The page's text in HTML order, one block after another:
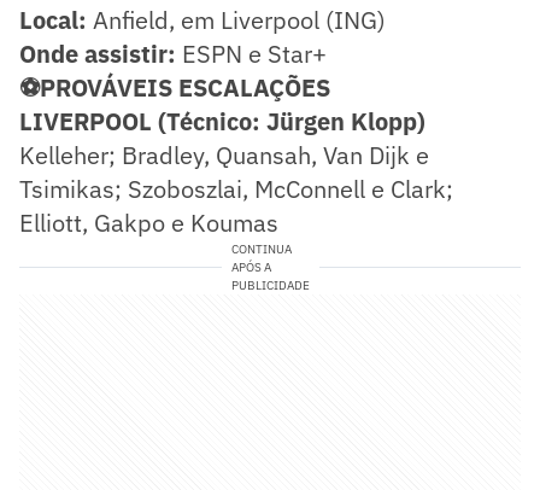
Local: Anfield, em Liverpool (ING)
Onde assistir: ESPN e Star+
⚽PROVÁVEIS ESCALAÇÕES
LIVERPOOL (Técnico: Jürgen Klopp)
Kelleher; Bradley, Quansah, Van Dijk e
Tsimikas; Szoboszlai, McConnell e Clark;
Elliott, Gakpo e Koumas
CONTINUA
APÓS A
PUBLICIDADE